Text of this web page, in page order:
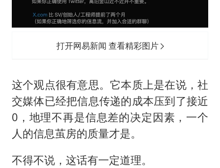
打开网易新闻 查看精彩图片
这个观点很有意思。它本质上是在说，社
交媒体已经把信息传递的成本压到了接近
0，地理不再是信息差的决定因素，一个
人的信息茧房的质量才是。
不得不说，这话有一定道理。